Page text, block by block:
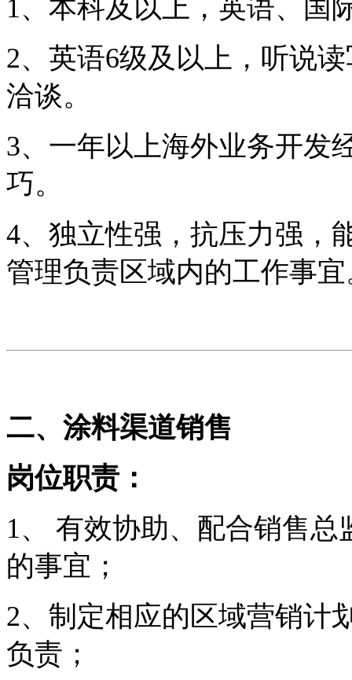
1、本科及以上，英语、国
2、英语6级及以上，听说
洽谈。
3、一年以上海外业务开发
巧。
4、独立性强，抗压力强，
管理负责区域内的工作事宜
二、涂料渠道销售
岗位职责：
1、 有效协助、配合销售
的事宜；
2、制定相应的区域营销计
负责；